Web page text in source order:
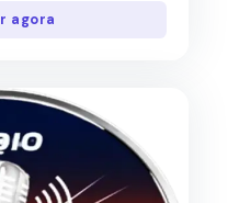
agora